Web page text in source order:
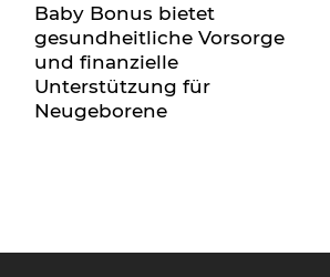
Baby Bonus bietet
gesundheitliche Vorsorge
und finanzielle
Unterstützung für
Neugeborene